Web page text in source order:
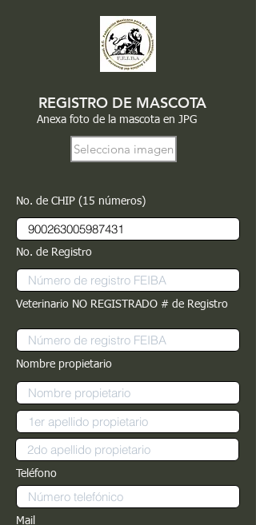
REGISTRO DE MASCOTA
Anexa foto de la mascota en JPG
Selecciona imagen
No. de CHIP (15 números)
No. de Registro
Veterinario NO REGISTRADO # de Registro
Nombre propietario
Teléfono
Mail